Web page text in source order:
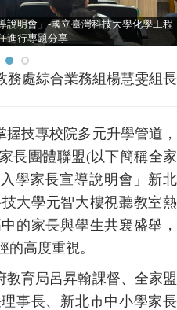
說明會」-國立臺灣科技大學化學工程
進行專題分享
務處綜合業務組楊慧雯組長
技專校院多元升學管道，
長團體聯盟(以下簡稱全家
學家長宣導說明會」新北
大學元智大樓視聽教室熱
的家長與學生共襄盛舉，
高度重視。
教育局呂昇翰課督、全家盟
事長、新北市中小學家長